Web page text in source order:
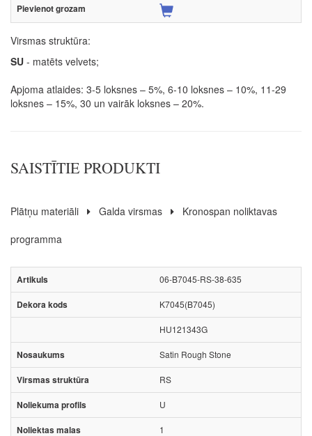
Virsmas struktūra:
SU - matēts velvets;
Apjoma atlaides: 3-5 loksnes – 5%, 6-10 loksnes – 10%, 11-29
loksnes – 15%, 30 un vairāk loksnes – 20%.
SAISTĪTIE PRODUKTI
Plātņu materiāli Galda virsmas
Kronospan noliktavas
programma
06-B7045-RS-38-635
K7045(B7045)
HU121343G
Satin Rough Stone
RS
U
1